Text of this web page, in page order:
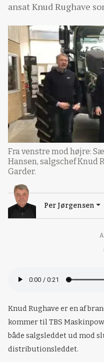
ansat Knud Rughave
Fra venstre mod højre:
Hansen, salgschef Knud
Garder.
Per Jørgensen
Knud Rughave er en af
kommer til TBS
både salgsleddet ud mod
distributionsleddet.